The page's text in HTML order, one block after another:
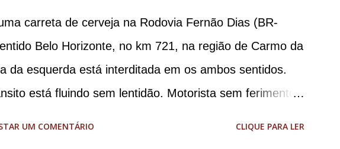
carreta de cerveja na Rodovia Fernão Dias (BR-
Belo Horizonte, no km 721, na região de Carmo da
da esquerda está interditada em os ambos sentidos.
está fluindo sem lentidão. Motorista sem ferimentos
UM COMENTÁRIO CLIQUE PARA LER